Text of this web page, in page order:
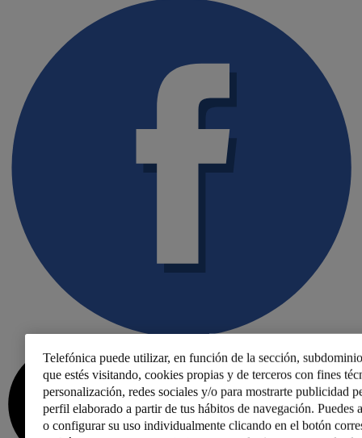
Telefónica puede utilizar, en función de la sección,
que estés visitando, cookies propias y de terceros con fines
personalización, redes sociales y/o para mostrarte publicidad
perfil elaborado a partir de tus hábitos de navegación. Puedes
o configurar su uso individualmente clicando en el botón